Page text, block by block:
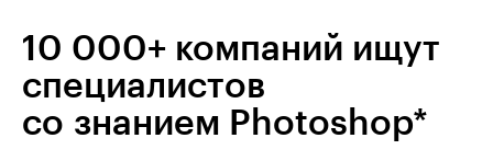
10 000+ компаний ищут
специалистов
со знанием Photoshop*